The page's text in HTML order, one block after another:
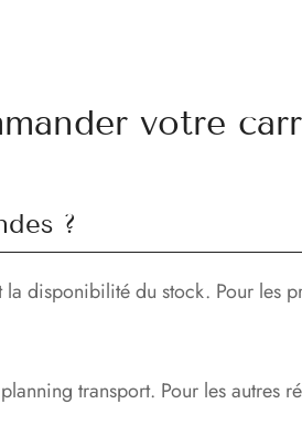
votre
?
disponibilité du stock. Pour les
transport. Pour les autres